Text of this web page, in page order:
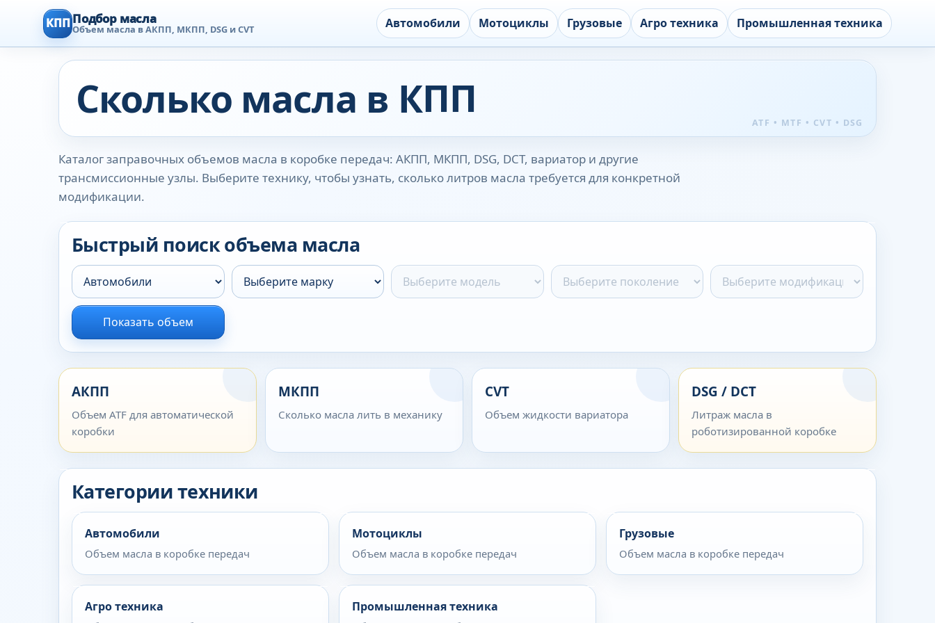
КПП Подбор масла
Объем масла в АКПП, МКПП, DSG и CVT Автомобили Мотоциклы Грузовые Агро техника Промышленная техника
Сколько масла в КПП
Каталог заправочных объемов масла в коробке передач: АКПП, МКПП, DSG, DCT, вариатор и другие
трансмиссионные узлы. Выберите технику, чтобы узнать, сколько литров масла требуется для конкретной
модификации.
Быстрый поиск объема масла
Показать объем
АКПП
Объем ATF для автоматической
коробки
МКПП
Сколько масла лить в механику
CVT
Объем жидкости вариатора
DSG / DCT
Литраж масла в
роботизированной коробке
Категории техники
Автомобили
Объем масла в коробке передач
Мотоциклы
Объем масла в коробке передач
Грузовые
Объем масла в коробке передач
Агро техника Промышленная техника